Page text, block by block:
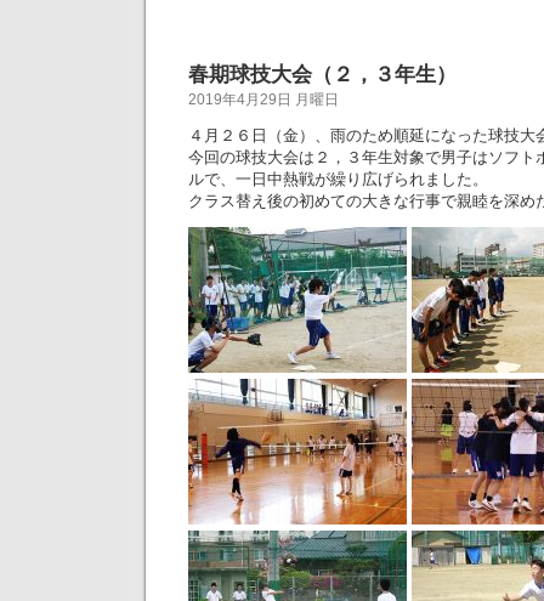
春期球技大会（２，３年生）
2019年4月29日 月曜日
４月２６日（金）、雨のため順延になった球技大
今回の球技大会は２，３年生対象で男子はソフト
ルで、一日中熱戦が繰り広げられました。
クラス替え後の初めての大きな行事で親睦を深め